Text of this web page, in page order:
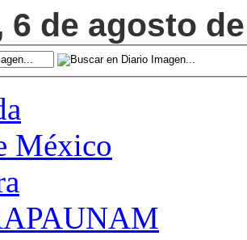
6 de agosto
México